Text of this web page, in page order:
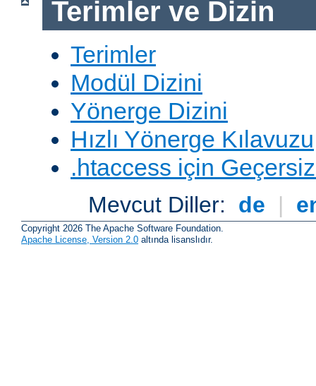
Terimler ve Dizin
Terimler
Modül Dizini
Yönerge Dizini
Hızlı Yönerge Kılavuzu
.htaccess için
Mevcut Diller: de |
Copyright 2026 The Apache Software Foundation.
Apache License, Version 2.0 altında lisanslıdır.